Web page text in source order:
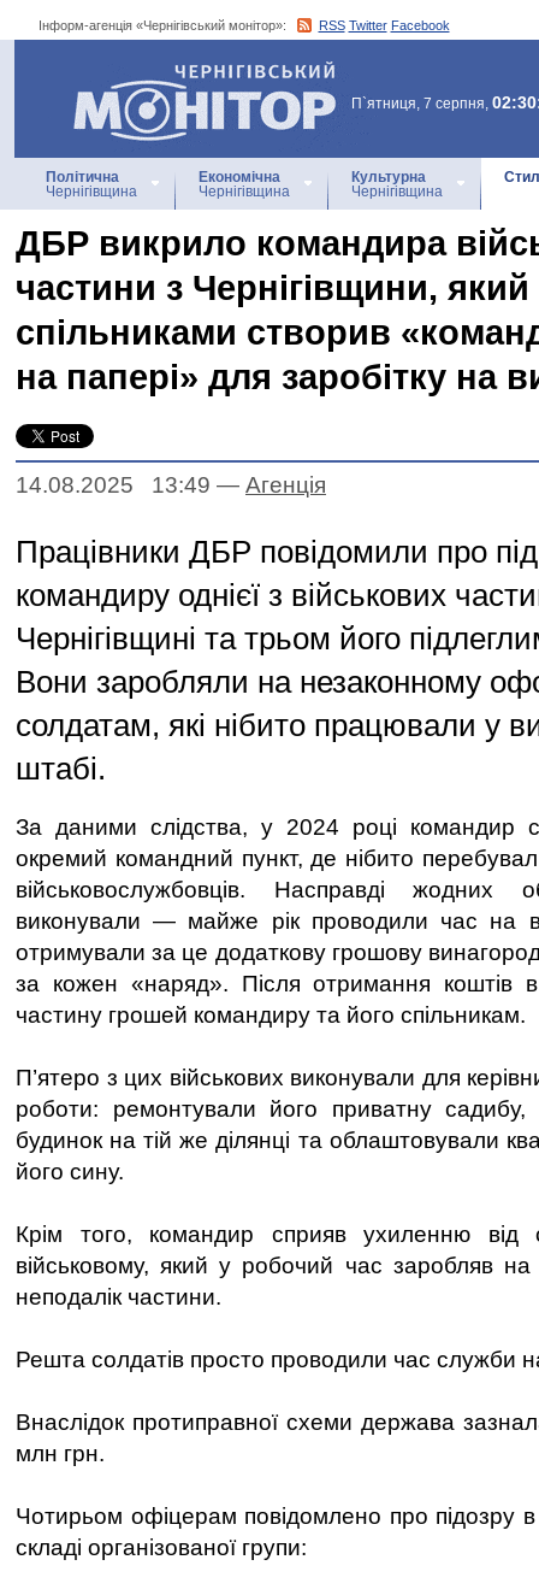
Інформ-агенція «Чернігівський монітор»: RSS Twitter Facebook
Інформ-агенція
«Чернігівський монітор»
П`ятниця, 7 серпня,
Політична
Чернігівщина
Економічна
Чернігівщина
Культурна
Чернігівщина
ДБР викрило командира
частини з Чернігівщини, який
спільниками створив
на папері» для заробітку на
14.08.2025 13:49 — Агенцiя
Працівники ДБР повідомили про
командиру однієї з військових
Чернігівщині та трьом його
Вони заробляли на незаконному
солдатам, які нібито працювали у
штабі.
За даними слідства, у 2024 році командир
окремий командний пункт, де нібито
військовослужбовців. Насправді жодних
виконували — майже рік проводили час на
отримували за це додаткову грошову
за кожен «наряд». Після отримання коштів
частину грошей командиру та його спільникам.
П’ятеро з цих військових виконували для
роботи: ремонтували його приватну садибу,
будинок на тій же ділянці та облаштовували
його сину.
Крім того, командир сприяв ухиленню
військовому, який у робочий час заробляв на
неподалік частини.
Решта солдатів просто проводили час служби
Внаслідок протиправної схеми держава
млн грн.
Чотирьом офіцерам повідомлено про підозру
складі організованої групи: